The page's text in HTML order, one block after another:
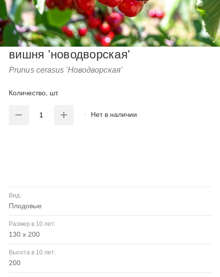
вишня 'новодворская'
Prunus cerasus 'Новодворская'
Количество, шт.
Нет в наличии
Вид:
плодовые
Размер в 10 лет:
130 х 200
Высота в 10 лет:
200